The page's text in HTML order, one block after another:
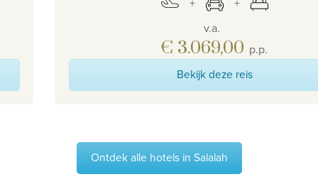
v.a.
€ 3.069,00 p.p.
Bekijk deze reis
Ontdek alle hotels in Salalah